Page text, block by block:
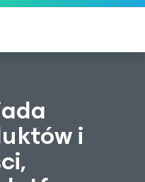
CrowdStrike
i